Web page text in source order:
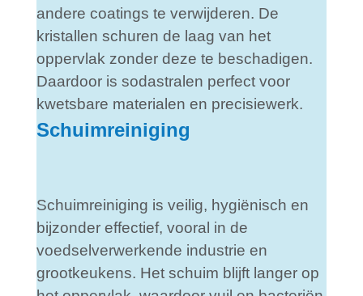
andere coatings te verwijderen. De
kristallen schuren de laag van het
oppervlak zonder deze te beschadigen.
Daardoor is sodastralen perfect voor
kwetsbare materialen en precisiewerk.
Schuimreiniging
Schuimreiniging is veilig, hygiënisch en
bijzonder effectief, vooral in de
voedselverwerkende industrie en
grootkeukens. Het schuim blijft langer op